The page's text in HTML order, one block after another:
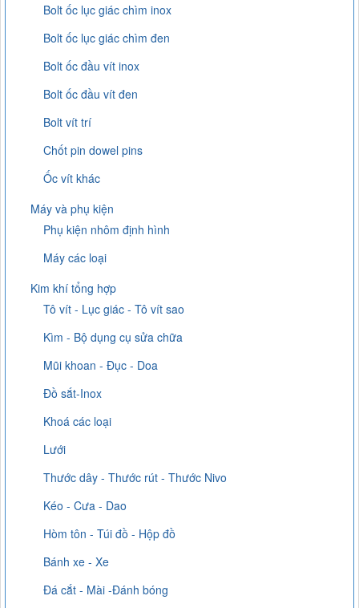
Bolt ốc lục giác chìm inox
Bolt ốc lục giác chìm đen
Bolt ốc đầu vít inox
Bolt ốc đầu vít đen
Bolt vít trí
Chốt pin dowel pins
Ốc vít khác
Máy và phụ kiện
Phụ kiện nhôm định hình
Máy các loại
Kim khí tổng hợp
Tô vít - Lục giác - Tô vít sao
Kìm - Bộ dụng cụ sửa chữa
Mũi khoan - Đục - Doa
Đồ sắt-Inox
Khoá các loại
Lưới
Thước dây - Thước rút - Thước Nivo
Kéo - Cưa - Dao
Hòm tôn - Túi đồ - Hộp đồ
Bánh xe - Xe
Đá cắt - Mài -Đánh bóng